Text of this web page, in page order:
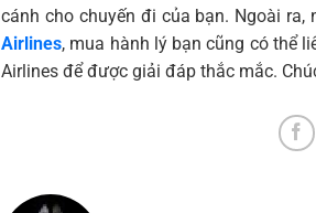
cánh cho chuyến đi của bạn. Ngoài ra,
Airlines, mua hành lý bạn cũng có thể
Airlines để được giải đáp thắc mắc.